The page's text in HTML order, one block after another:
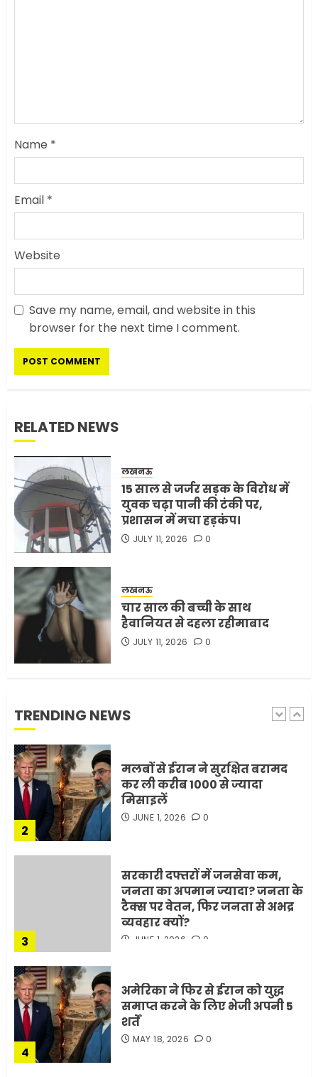
Name *
Email *
Website
Save my name, email, and website in this
browser for the next time I comment.
RELATED NEWS
लखनऊ
15 साल से जर्जर सड़क के विरोध में
युवक चढ़ा पानी की टंकी पर,
प्रशासन में मचा हड़कंप।
JULY 11, 2026 0
लखनऊ
चार साल की बच्ची के साथ
हैवानियत से दहला रहीमाबाद
JULY 11, 2026 0
TRENDING NEWS
3
व्यवहार क्यों?
JUNE 1, 2026 0
4
5
भारत-अमेरिका व्यापार समझौता
ट्रंप ने किया एलान
FEBRUARY 3, 2026 0
घातक बीमारी, जो धीरे-धीरे इंसान,
रिश्ते और भविष्य सब कुछ निगल
रही है!
JULY 11, 2026 0
2
कर ली करीब 1000 से ज्यादा
मिसाइलें
सरकारी दफ्तरों में जनसेवा कम,
जनता का अपमान ज्यादा? जनता के
4
अमेरिका ने फिर से ईरान को युद्ध
समाप्त करने के लिए भेजी अपनी 5
भारत-अमेरिका व्यापार समझौता